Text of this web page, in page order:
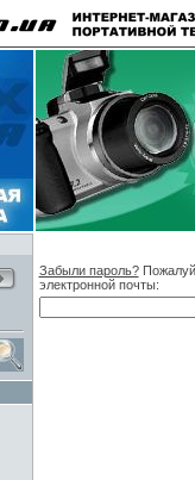
Забыли пароль?
электронной почты: